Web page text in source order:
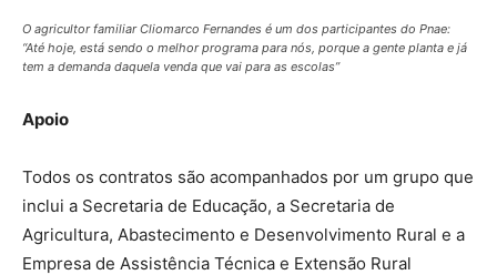
O agricultor familiar Cliomarco Fernandes é um dos participantes do Pnae:
“Até hoje, está sendo o melhor programa para nós, porque a gente planta e já
tem a demanda daquela venda que vai para as escolas”
Apoio
Todos os contratos são acompanhados por um grupo que
inclui a Secretaria de Educação, a Secretaria de
Agricultura, Abastecimento e Desenvolvimento Rural e a
Empresa de Assistência Técnica e Extensão Rural